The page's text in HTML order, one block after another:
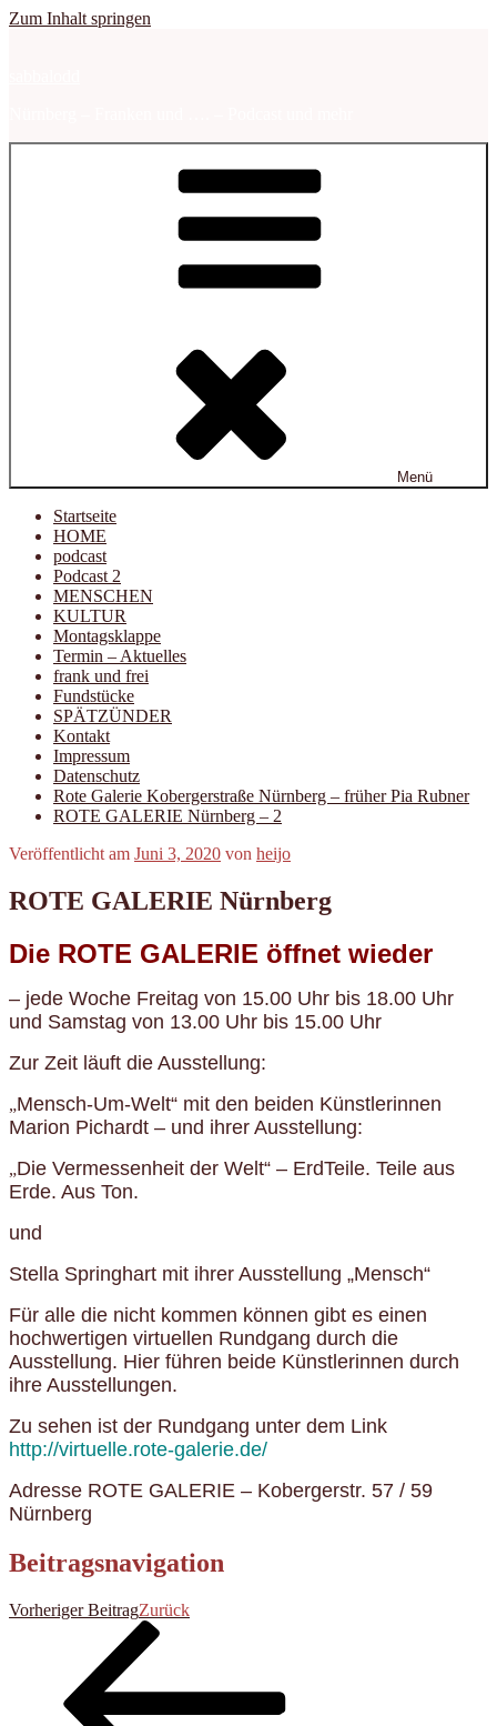
Zum Inhalt springen
Menü
Startseite
HOME
podcast
Podcast 2
MENSCHEN
KULTUR
Montagsklappe
Termin – Aktuelles
frank und frei
Fundstücke
SPÄTZÜNDER
Kontakt
Impressum
Datenschutz
Rote Galerie Kobergerstraße Nürnberg – früher Pia Rubner
ROTE GALERIE Nürnberg – 2
Veröffentlicht am Juni 3, 2020 von heijo
ROTE GALERIE Nürnberg
Die ROTE GALERIE öffnet wieder
– jede Woche Freitag von 15.00 Uhr bis 18.00 Uhr
und Samstag von 13.00 Uhr bis 15.00 Uhr
Zur Zeit läuft die Ausstellung:
„Mensch-Um-Welt“ mit den beiden Künstlerinnen
Marion Pichardt – und ihrer Ausstellung:
„Die Vermessenheit der Welt“ – ErdTeile. Teile aus
Erde. Aus Ton.
und
Stella Springhart mit ihrer Ausstellung „Mensch“
Für alle die nicht kommen können gibt es einen
hochwertigen virtuellen Rundgang durch die
Ausstellung. Hier führen beide Künstlerinnen durch
ihre Ausstellungen.
Zu sehen ist der Rundgang unter dem Link
http://virtuelle.rote-galerie.de/
Adresse ROTE GALERIE – Kobergerstr. 57 / 59
Nürnberg
Beitragsnavigation
Vorheriger BeitragZurück